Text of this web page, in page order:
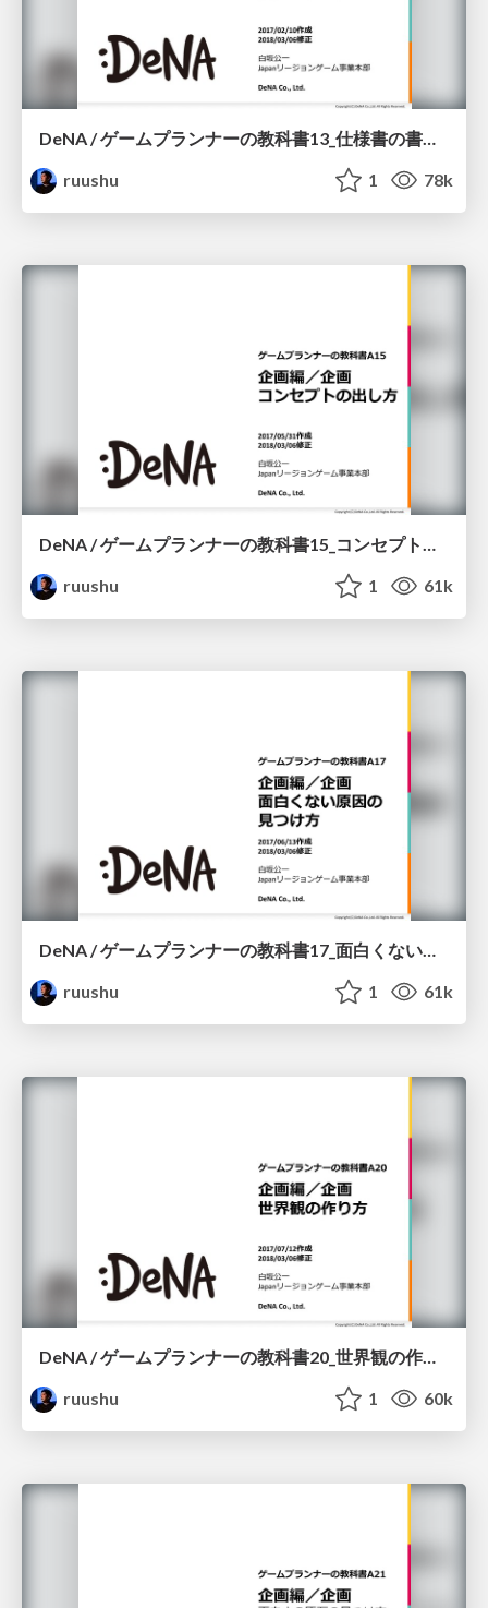
ruushu
1 78k
DeNA / ゲームプランナーの教科書15_コンセプトの出し方
ruushu
1 61k
DeNA / ゲームプランナーの教科書17_面白くない原因の見つけ方
ruushu
1 61k
DeNA / ゲームプランナーの教科書20_世界観の作り方
ruushu
1 60k